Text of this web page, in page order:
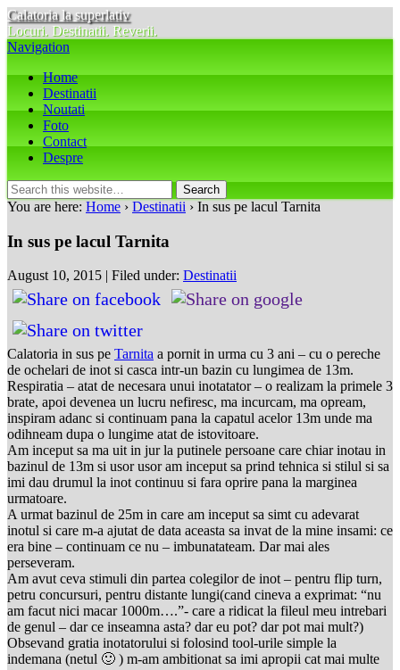
Calatoria la superlativ
Locuri. Destinatii. Reverii.
Navigation
Home
Destinatii
Noutati
Foto
Contact
Despre
You are here: Home › Destinatii › In sus pe lacul Tarnita
In sus pe lacul Tarnita
August 10, 2015 | Filed under: Destinatii
Calatoria in sus pe Tarnita a pornit in urma cu 3 ani – cu o pereche
de ochelari de inot si casca intr-un bazin cu lungimea de 13m.
Respiratia – atat de necesara unui inotatator – o realizam la primele 3
brate, apoi devenea un lucru nefiresc, ma incurcam, ma opream,
inspiram adanc si continuam pana la capatul acelor 13m unde ma
odihneam dupa o lungime atat de istovitoare.
Am inceput sa ma uit in jur la putinele persoane care chiar inotau in
bazinul de 13m si usor usor am inceput sa prind tehnica si stilul si sa
imi dau drumul la inot continuu si fara oprire pana la marginea
urmatoare.
A urmat bazinul de 25m in care am inceput sa simt cu adevarat
inotul si care m-a ajutat de data aceasta sa invat de la mine insami: ce
era bine – continuam ce nu – imbunatateam. Dar mai ales
perseveram.
Am avut ceva stimuli din partea colegilor de inot – pentru flip turn,
petru concursuri, pentru distante lungi(cand cineva a exprimat: “nu
am facut nici macar 1000m….”- care a ridicat la fileul meu intrebari
de genul – dar ce inseamna asta? dar eu pot? dar pot mai mult?)
Obsevand gratia inotatorului si folosind tool-urile simple la
indemana (netul 🙂 ) m-am ambitionat sa imi apropii cat mai multe